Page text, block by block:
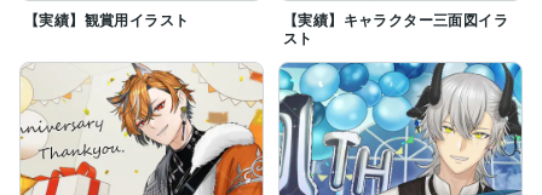
【実績】観賞用イラスト
【実績】キャラクター三面図イラ
スト